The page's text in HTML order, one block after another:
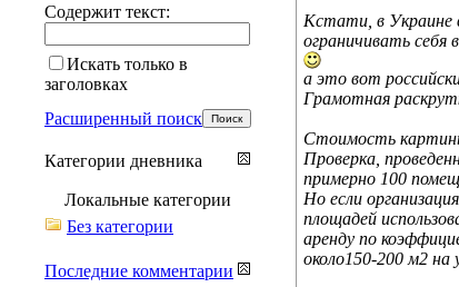
Кстати, в Украине
ограничивать
а это вот
Грамотная
Стоимость
Проверка,
примерно 100
Но если
площадей
аренду по
около150-200 м2
Содержит текст:
Искать только в
заголовках
Расширенный поиск
Категории дневника
Локальные категории
Без категории
Последние комментарии